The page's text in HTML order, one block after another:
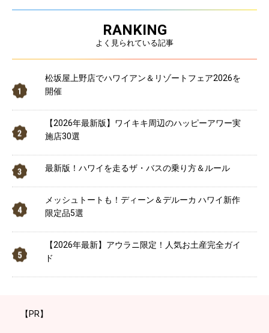
RANKING
よく見られている記事
松坂屋上野店でハワイアン＆リゾートフェア2026を
開催
【2026年最新版】ワイキキ周辺のハッピーアワー実
施店30選
最新版！ハワイを走るザ・バスの乗り方＆ルール
メッシュトートも！ディーン＆デルーカ ハワイ新作
限定品5選
【2026年最新】アウラニ限定！人気お土産完全ガイ
ド
【PR】